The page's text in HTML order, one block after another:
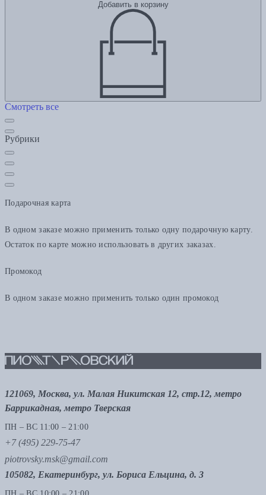
Добавить в корзину
Смотреть все
Рубрики
Подарочная карта
В одном заказе можно применить только одну подарочную карту.
Остаток по карте можно использовать в других заказах.
Промокод
В одном заказе можно применить только один промокод
121069, Москва, ул. Малая Никитская 12, стр.12, метро
Баррикадная, метро Тверская
ПН – ВС 11:00 – 21:00
+7 (495) 229-75-47
piotrovsky.msk@gmail.com
105082, Екатеринбург, ул. Бориса Ельцина, д. 3